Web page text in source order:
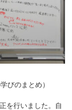
びのまとめ）
を行いました。自